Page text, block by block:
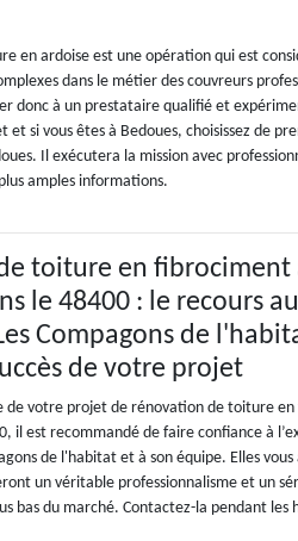
en ardoise est une opération qui est
dans le métier des couvreurs
donc à un prestataire qualifié et
et si vous êtes à Bedoues, choisissez de
Il exécutera la mission avec
amples informations.
toiture en fibrociment
le 48400 : le recours
Compagons de
de votre projet
de votre projet de rénovation de toiture
il est recommandé de faire confiance à
de l'habitat et à son équipe. Elles
un véritable professionnalisme et un
bas du marché. Contactez-la pendant les